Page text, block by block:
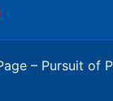
– Pursuit of